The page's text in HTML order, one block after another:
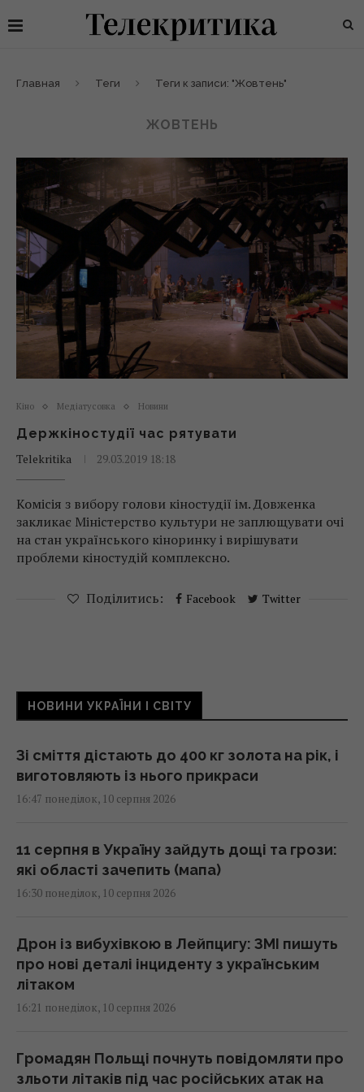
Главная Теги Теги к записи: "Жовтень"
ЖОВТЕНЬ
Кіно Медіатусовка Новини
Держкіностудії час рятувати
Telekritika
29.03.2019 18:18
Комісія з вибору голови кіностудії ім. Довженка
закликає Міністерство культури не заплющувати очі
на стан українського кіноринку і вирішувати
проблеми кіностудій комплексно.
Поділитись: Facebook Twitter
НОВИНИ УКРАЇНИ І СВІТУ
Зі сміття дістають до 400 кг золота на рік, і
виготовляють із нього прикраси
16:47 понеділок, 10 серпня 2026
11 серпня в Україну зайдуть дощі та грози:
які області зачепить (мапа)
16:30 понеділок, 10 серпня 2026
Дрон із вибухівкою в Лейпцигу: ЗМІ пишуть
про нові деталі інциденту з українським
літаком
16:21 понеділок, 10 серпня 2026
Громадян Польщі почнуть повідомляти про
зльоти літаків під час російських атак на